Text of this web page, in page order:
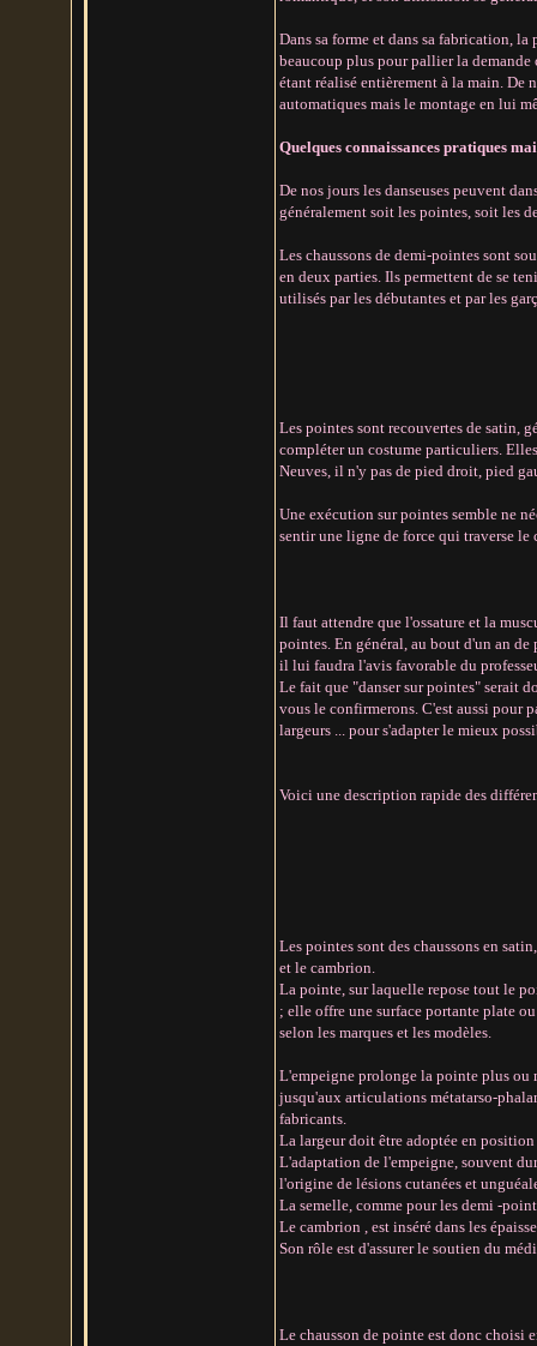
Dans sa forme et dans sa fabrication,
beaucoup plus pour pallier la demande
étant réalisé entièrement à la main. De
automatiques mais le montage en lui
Quelques connaissances pratiques
De nos jours les danseuses peuvent
généralement soit les pointes, soit les
Les chaussons de demi-pointes sont
en deux parties. Ils permettent de se
utilisés par les débutantes et par les
Les pointes sont recouvertes de satin,
compléter un costume particuliers.
Neuves, il n'y pas de pied droit, pied
Une exécution sur pointes semble ne
sentir une ligne de force qui traverse le
Il faut attendre que l'ossature et la
pointes. En général, au bout d'un an
il lui faudra l'avis favorable du
Le fait que "danser sur pointes" serait
vous le confirmerons. C'est aussi pour
largeurs ... pour s'adapter le mieux
Voici une description rapide des
Les pointes sont des chaussons en
et le cambrion.
La pointe, sur laquelle repose tout le
; elle offre une surface portante plate
selon les marques et les modèles.
L'empeigne prolonge la pointe plus ou
jusqu'aux articulations métatarso-
fabricants.
La largeur doit être adoptée en
L'adaptation de l'empeigne, souvent
l'origine de lésions cutanées et
La semelle, comme pour les demi -
Le cambrion , est inséré dans les
Son rôle est d'assurer le soutien du
Le chausson de pointe est donc choisi